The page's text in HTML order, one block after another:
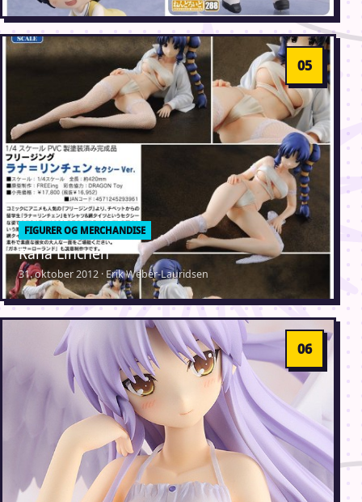
FIGURER OG MERCHANDISE
Rana Linchen
31. oktober 2012 · Erik Weber-Lauridsen